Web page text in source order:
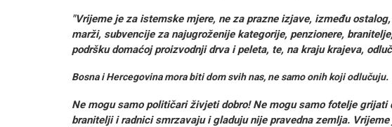
"Vrijeme je za istemske mjere, ne za prazne izjave, između
marži, subvencije za najugroženije kategorije, penzionere,
podršku domaćoj proizvodnji drva i peleta, te, na kraju krajeva,
Bosna i Hercegovina mora biti dom svih nas, ne samo onih koji odlučuju.
Ne mogu samo političari živjeti dobro! Ne mogu samo fotelje grijati
branitelji i radnici smrzavaju i gladuju nije pravedna zemlja.